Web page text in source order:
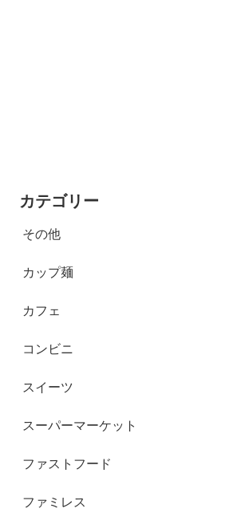
カテゴリー
その他
カップ麺
カフェ
コンビニ
スイーツ
スーパーマーケット
ファストフード
ファミレス